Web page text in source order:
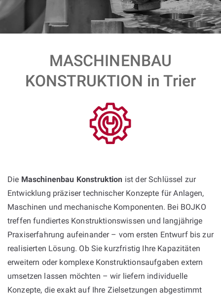
MASCHINENBAU
KONSTRUKTION in Trier
Die Maschinenbau Konstruktion ist der Schlüssel zur
Entwicklung präziser technischer Konzepte für Anlagen,
Maschinen und mechanische Komponenten. Bei BOJKO
treffen fundiertes Konstruktionswissen und langjährige
Praxiserfahrung aufeinander – vom ersten Entwurf bis zur
realisierten Lösung. Ob Sie kurzfristig Ihre Kapazitäten
erweitern oder komplexe Konstruktionsaufgaben extern
umsetzen lassen möchten – wir liefern individuelle
Konzepte, die exakt auf Ihre Zielsetzungen abgestimmt